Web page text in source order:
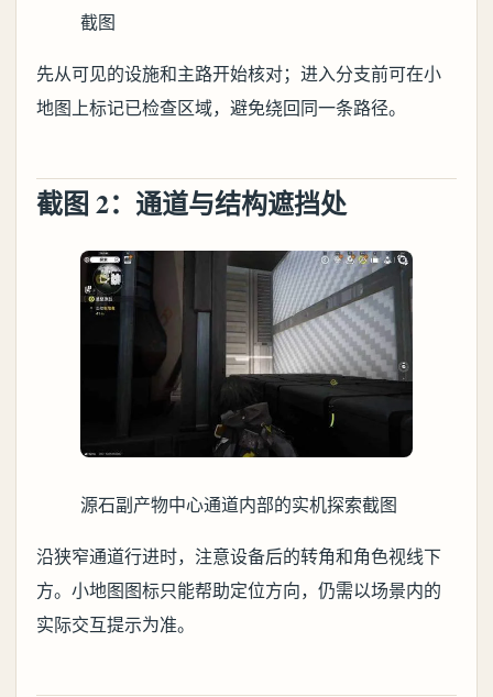
截图
先从可见的设施和主路开始核对；进入分支前可在小
地图上标记已检查区域，避免绕回同一条路径。
截图 2：通道与结构遮挡处
源石副产物中心通道内部的实机探索截图
沿狭窄通道行进时，注意设备后的转角和角色视线下
方。小地图图标只能帮助定位方向，仍需以场景内的
实际交互提示为准。